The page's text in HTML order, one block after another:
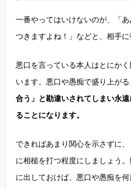
一番やってはいけないのが、「
つきますよね！」などと、相手に
悪口を言っている本人はとにか
います。悪口や愚痴で盛り上がる
合う」と勘違いされてしまい永
ることになります。
できればあまり関心を示さずに
に相槌を打つ程度にしましょう
に出しておけば、悪口や愚痴を